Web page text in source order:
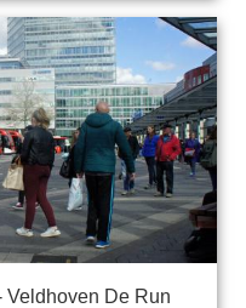
Veldhoven De Run